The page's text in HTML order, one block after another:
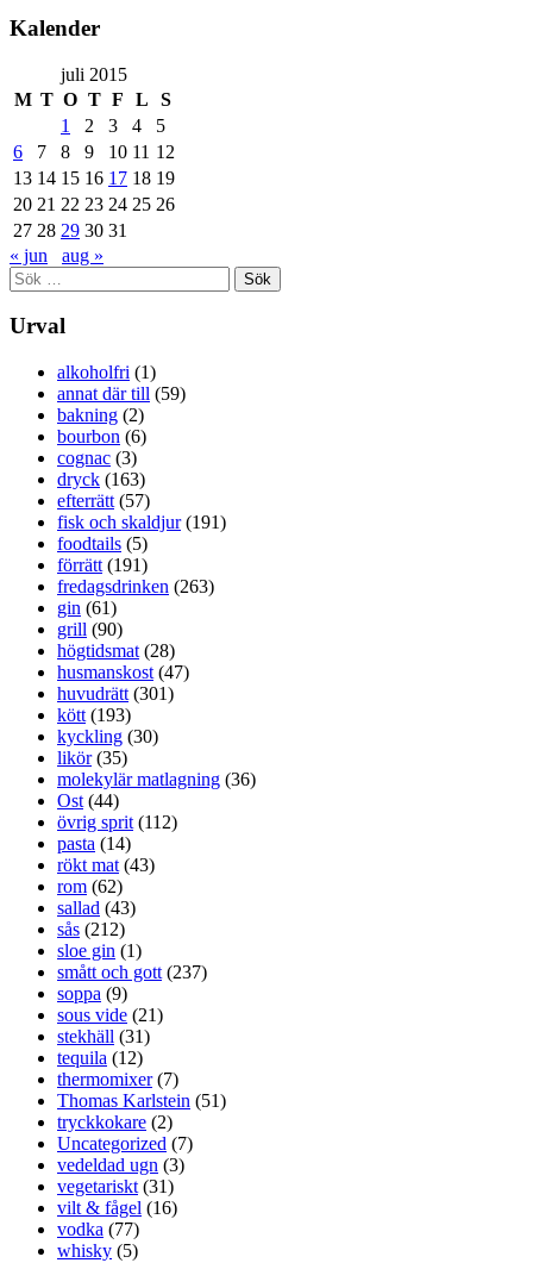
Kalender
juli 2015
M T O T F L
S
1
2 3 4
5
6
7 8 9 10 11 12
13 14 15 16 17 18 19
20 21 22 23 24 25 26
27 28 29 30 31
« jun
aug »
Sök
efter:
Urval
alkoholfri (1)
annat där till (59)
bakning (2)
bourbon (6)
cognac (3)
dryck (163)
efterrätt (57)
fisk och skaldjur(191)
foodtails (5)
förrätt (191)
fredagsdrinken (263)
gin (61)
grill (90)
högtidsmat (28)
husmanskost (47)
huvudrätt (301)
kött (193)
kyckling (30)
likör(35)
molekylär matlagning (36)
Ost (44)
övrig sprit (112)
pasta (14)
rökt mat (43)
rom (62)
sallad (43)
sås (212)
sloe gin (1)
smått och gott (237)
soppa (9)
sous vide (21)
stekhäll (31)
tequila (12)
thermomixer(7)
Thomas Karlstein (51)
tryckkokare (2)
Uncategorized (7)
vedeldad ugn (3)
vegetariskt (31)
vilt & fågel (16)
vodka (77)
whisky (5)